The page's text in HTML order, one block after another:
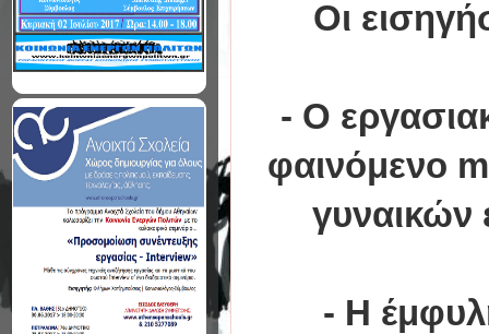
Οι
- Ο
φαινόμενο
- Η